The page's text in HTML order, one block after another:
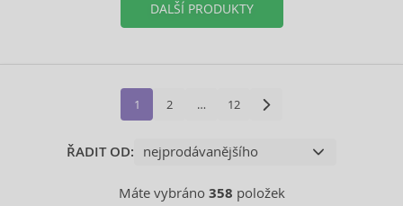
DALŠÍ PRODUKTY
1 2 … 12
ŘADIT OD:
Máte vybráno 358 položek